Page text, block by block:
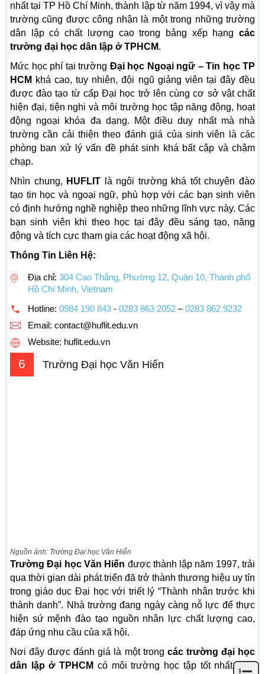
nhất tại TP Hồ Chí Minh, thành lập từ năm 1994, vì vậy mà
trường cũng được công nhận là một trong những trường
dân lập có chất lượng cao trong bảng xếp hạng các
trường đại học dân lập ở TPHCM.
Mức học phí tại trường Đại học Ngoại ngữ – Tin học TP
HCM khá cao, tuy nhiên, đội ngũ giảng viên tại đây đều
được đào tạo từ cấp Đại học trở lên cùng cơ sở vật chất
hiện đại, tiện nghi và môi trường học tập năng động, hoạt
động ngoại khóa đa dạng. Một điều duy nhất mà nhà
trường cần cải thiện theo đánh giá của sinh viên là các
phòng ban xử lý vấn đề phát sinh khá bất cập và chậm
chạp.
Nhìn chung, HUFLIT là ngôi trường khá tốt chuyên đào
tạo tin học và ngoại ngữ, phù hợp với các bạn sinh viên
có định hướng nghề nghiệp theo những lĩnh vực này. Các
bạn sinh viên khi theo học tại đây đều sáng tạo, năng
động và tích cực tham gia các hoạt động xã hội.
Thông Tin Liên Hệ:
Địa chỉ: 304 Cao Thắng, Phường 12, Quận 10, Thành phố
Hồ Chí Minh, Vietnam
Hotline: 0984 190 843 - 0283 863 2052 –0283 862 9232
Email: contact@huflit.edu.vn
Website: huflit.edu.vn
6 Trường Đại học Văn Hiến
Nguồn ảnh: Trường Đại học Văn Hiến
Trường Đại học Văn Hiến được thành lập năm 1997, trải
qua thời gian dài phát triển đã trở thành thương hiệu uy tín
trong giáo dục Đại học với triết lý “Thành nhân trước khi
thành danh”. Nhà trường đang ngày càng nỗ lực để thực
hiện sứ mệnh đào tạo nguồn nhân lực chất lượng cao,
đáp ứng nhu cầu của xã hội.
Nơi đây được đánh giá là một trong các trường đại học
dân lập ở TPHCM có môi trường học tập tốt nhất giúp